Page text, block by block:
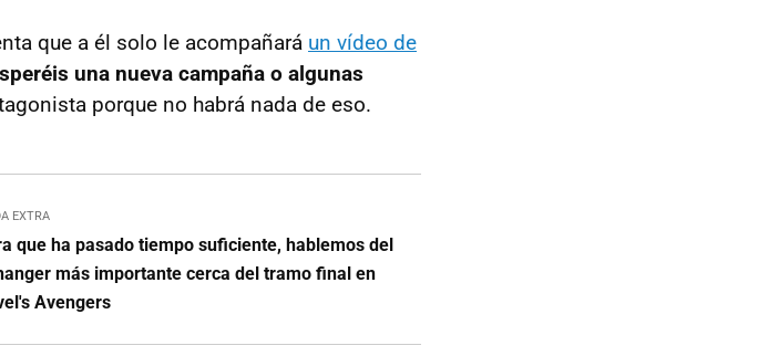
que a él solo le acompañará un vídeo de
una nueva campaña o algunas
porque no habrá nada de eso.
EXTRA
que ha pasado tiempo suficiente, hablemos del
más importante cerca del tramo final en
Avengers